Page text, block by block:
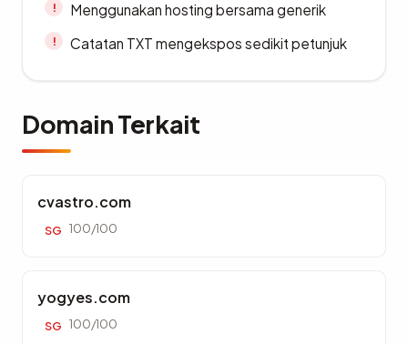
Menggunakan hosting bersama generik
Catatan TXT mengekspos sedikit petunjuk
Domain Terkait
cvastro.com
SG 100/100
yogyes.com
SG 100/100